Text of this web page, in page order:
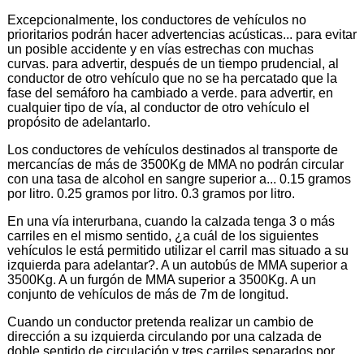
Excepcionalmente, los conductores de vehículos no
prioritarios podrán hacer advertencias acústicas... para evitar
un posible accidente y en vías estrechas con muchas
curvas. para advertir, después de un tiempo prudencial, al
conductor de otro vehículo que no se ha percatado que la
fase del semáforo ha cambiado a verde. para advertir, en
cualquier tipo de vía, al conductor de otro vehículo el
propósito de adelantarlo.
Los conductores de vehículos destinados al transporte de
mercancías de más de 3500Kg de MMA no podrán circular
con una tasa de alcohol en sangre superior a... 0.15 gramos
por litro. 0.25 gramos por litro. 0.3 gramos por litro.
En una vía interurbana, cuando la calzada tenga 3 o más
carriles en el mismo sentido, ¿a cuál de los siguientes
vehículos le está permitido utilizar el carril mas situado a su
izquierda para adelantar?. A un autobús de MMA superior a
3500Kg. A un furgón de MMA superior a 3500Kg. A un
conjunto de vehículos de más de 7m de longitud.
Cuando un conductor pretenda realizar un cambio de
dirección a su izquierda circulando por una calzada de
doble sentido de circulación y tres carriles separados por